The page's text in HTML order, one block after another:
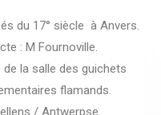
du 17° siècle à Anvers.
: M Fournoville.
la salle des guichets
flamands.
/ Antwerpse